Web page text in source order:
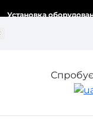
Установка
замены линз